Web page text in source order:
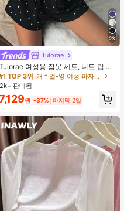
23
Tulorae
여성용 잠옷 세트, 니트 립 원
, 하트 프린트 대비 레이스 트림, 로
맨틱 달콤 귀여운 섹시 캐미솔 & 반바
지 베이비돌 잠옷 세트 투피스 나이트
트 섹시 잠옷 세트 여성용 잠옷 롬퍼
투피스 잠옷 세트 여성용 잠옷 세트 도
잠옷 세트 잠옷 반바지 세트 투피스
옷 세트 여성용 여름 세트 도트 반바
지 세트 여성용 잠옷 세트 반바지 잠옷
세트 여성용 투피스 여름 라운지 세트
TOP 3위
캐주얼-영 여성 파자마 세트
2k+ 판매됨
원 -37% 마지막 2일